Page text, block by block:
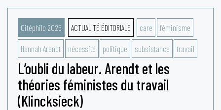
Citéphilo 2025 ACTUALITÉ ÉDITORIALE care féminisme
Hannah Arendt nécessité politique subsistance travail
L’oubli du labeur. Arendt et les
théories féministes du travail
(Klincksieck)